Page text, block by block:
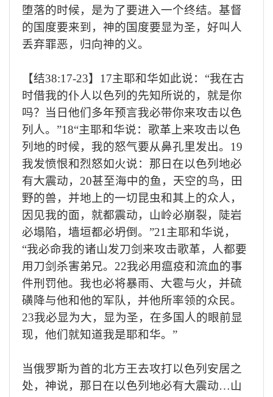
堕落的时候，是为了要进入一个终结。基督
的国度要来到，神的国度要显为圣，好叫人
丢弃罪恶，归向神的义。
【结38:17-23】 17主耶和华如此说： “我在古
时借我的仆人以色列的先知所说的，就是你
吗？当日他们多年预言我必带你来攻击以色
列人。 ”18“主耶和华说：歌革上来攻击以色
列地的时候，我的怒气要从鼻孔里发出。 19
我发愤恨和烈怒如火说：那日在以色列地必
有大震动， 20甚至海中的鱼，天空的鸟，田
野的兽，并地上的一切昆虫和其上的众人，
因见我的面，就都震动，山岭必崩裂，陡岩
必塌陷，墙垣都必坍倒。 ”21 主耶和华说，
“我必命我的诸山发刀剑来攻击歌革，人都要
用刀剑杀害弟兄。 22我必用瘟疫和流血的事
件刑罚他。我也必将暴雨、大雹与火，并硫
磺降与他和他的军队，并他所率领的众民。
23我必显为大，显为圣，在多国人的眼前显
现，他们就知道我是耶和华。 ”
当俄罗斯为首的北方王去攻打以色列安居之
处，神说，那日在以色列地必有大震动…山